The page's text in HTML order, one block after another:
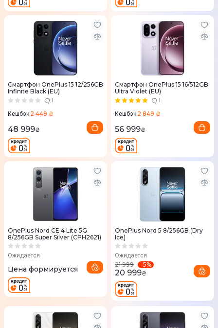
Смартфон OnePlus 15 12/256GB
Infinite Black (EU)
1
Кешбэк 2 449 ₴
48 999₴
Смартфон OnePlus 15 16/512GB
Ultra Violet (EU)
1
Кешбэк 2 849 ₴
56 999₴
OnePlus Nord CE 4 Lite 5G
8/256GB Super Silver (CPH2621)
Ожидается
Цена формируется
OnePlus Nord 5 8/256GB (Dry
Ice)
Ожидается
21 999 -5%
20 999₴